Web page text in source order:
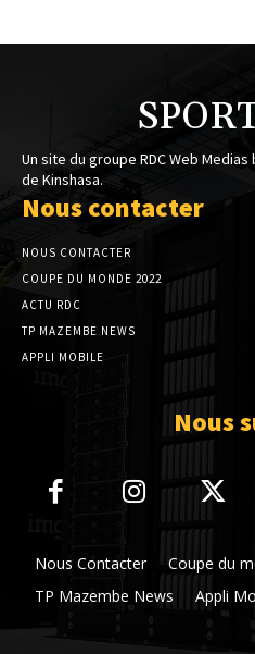
Un site du groupe RDC Web
de Kinshasa.
Nous contacter
NOUS CONTACTER
COUPE DU MONDE 2022
ACTU RDC
TP MAZEMBE NEWS
APPLI MOBILE
Nous
Nous Contacter Coupe du
TP Mazembe News
Appli